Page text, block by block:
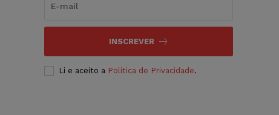
INSCREVER
Li e aceito a Política de Privacidade.